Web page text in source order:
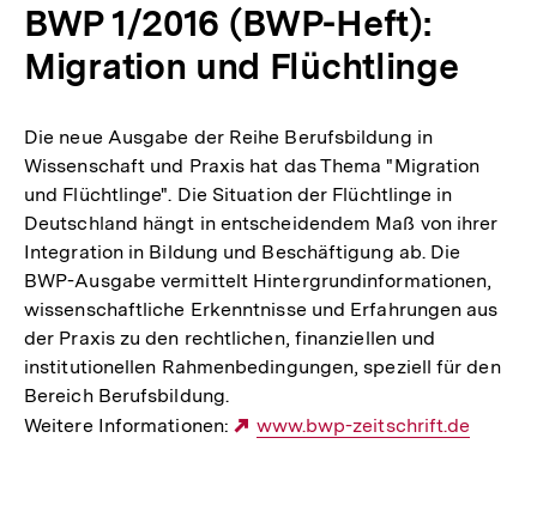
BWP 1/2016 (BWP-Heft):
Migration und Flüchtlinge
Die neue Ausgabe der Reihe Berufsbildung in
Wissenschaft und Praxis hat das Thema "Migration
und Flüchtlinge". Die Situation der Flüchtlinge in
Deutschland hängt in entscheidendem Maß von ihrer
Integration in Bildung und Beschäftigung ab. Die
BWP-Ausgabe vermittelt Hintergrundinformationen,
wissenschaftliche Erkenntnisse und Erfahrungen aus
der Praxis zu den rechtlichen, finanziellen und
institutionellen Rahmenbedingungen, speziell für den
Bereich Berufsbildung.
Weitere Informationen:
Externer
www.bwp-zeitschrift.de